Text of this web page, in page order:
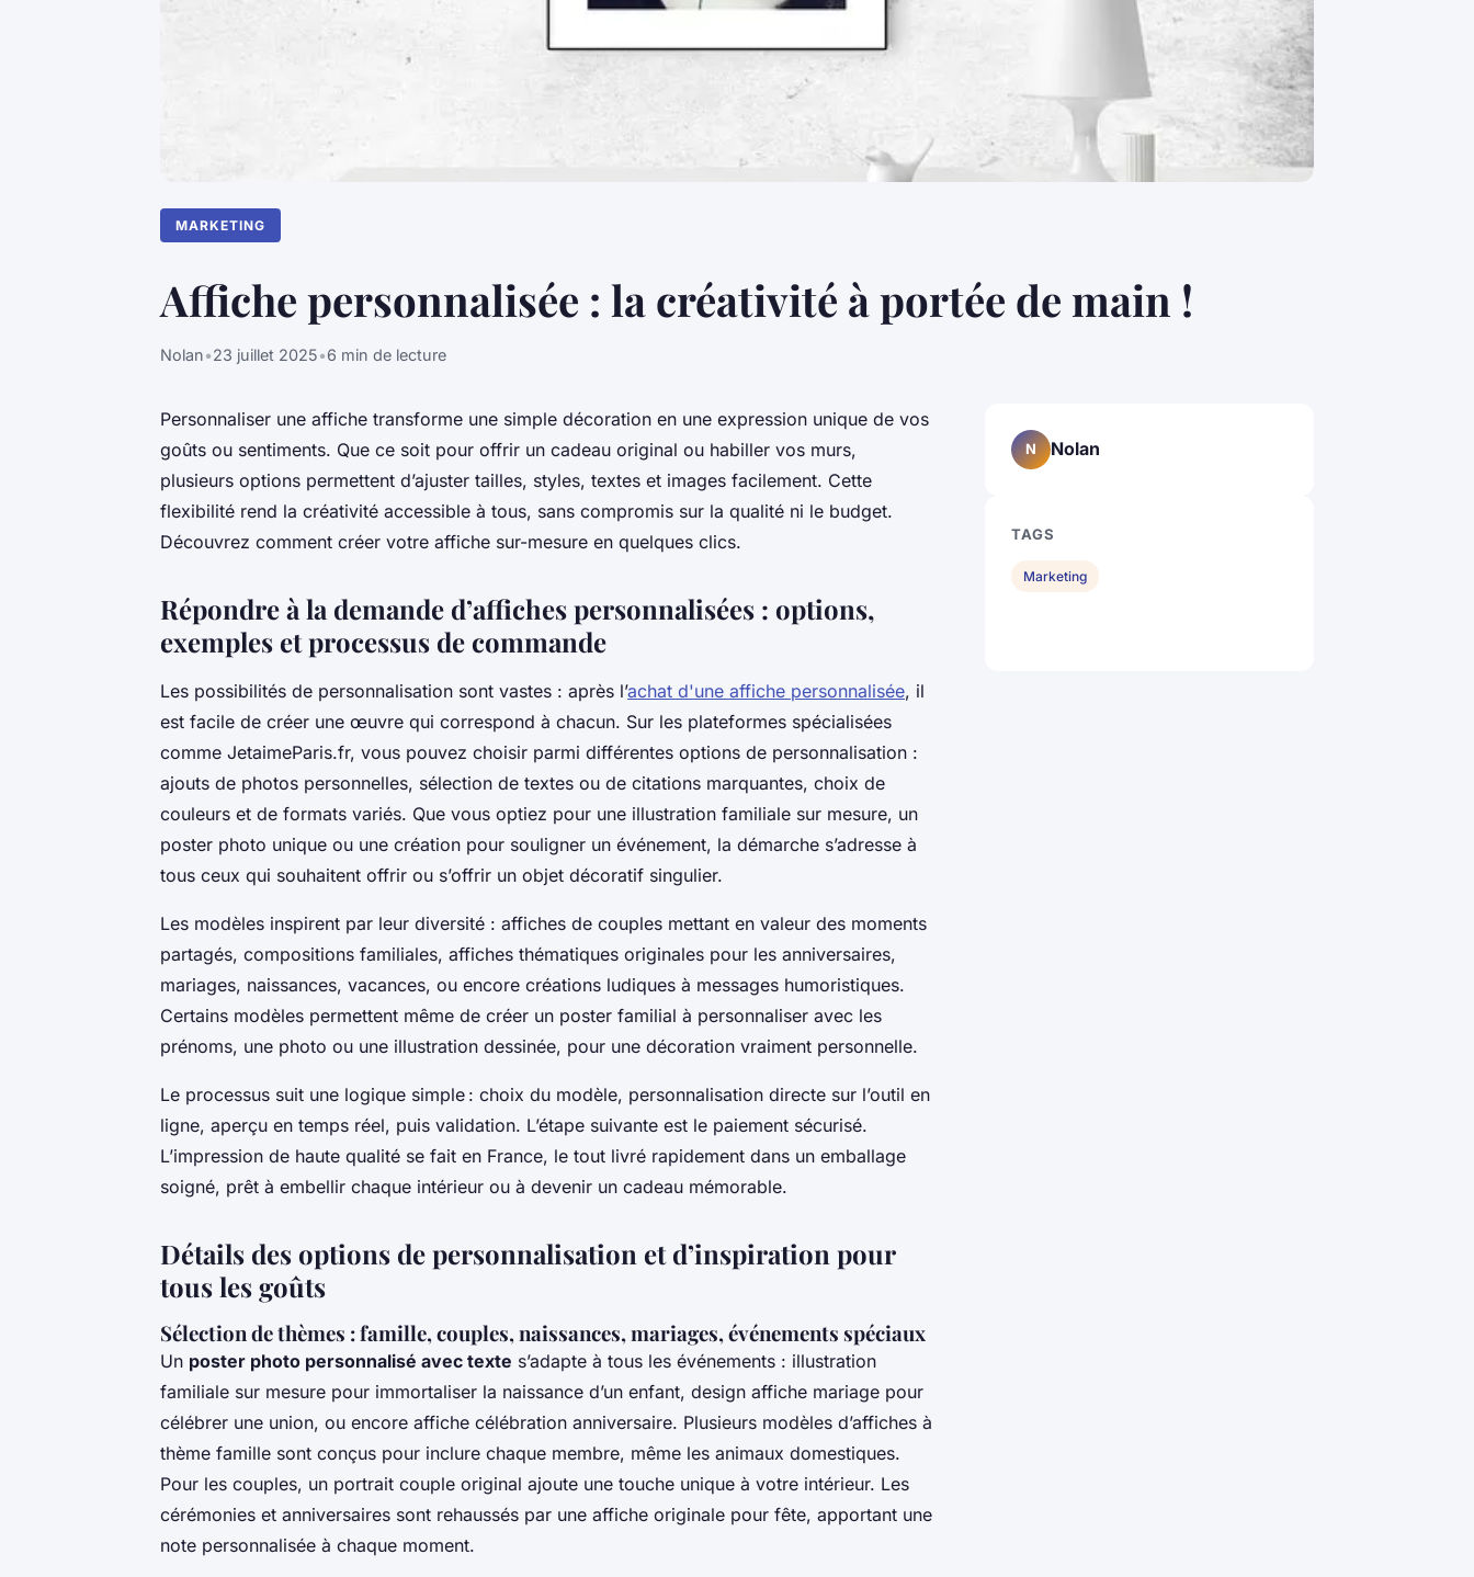
MARKETING
Affiche personnalisée : la créativité à portée de main !
Nolan•23 juillet 2025•6 min de lecture
Personnaliser une affiche transforme une simple décoration en une expression unique de vos
goûts ou sentiments. Que ce soit pour offrir un cadeau original ou habiller vos murs,
plusieurs options permettent d’ajuster tailles, styles, textes et images facilement. Cette
flexibilité rend la créativité accessible à tous, sans compromis sur la qualité ni le budget.
Découvrez comment créer votre affiche sur-mesure en quelques clics.
Répondre à la demande d’affiches personnalisées : options,
exemples et processus de commande
Les possibilités de personnalisation sont vastes : après l’achat d'une affiche personnalisée, il
est facile de créer une œuvre qui correspond à chacun. Sur les plateformes spécialisées
comme JetaimeParis.fr, vous pouvez choisir parmi différentes options de personnalisation :
ajouts de photos personnelles, sélection de textes ou de citations marquantes, choix de
couleurs et de formats variés. Que vous optiez pour une illustration familiale sur mesure, un
poster photo unique ou une création pour souligner un événement, la démarche s’adresse à
tous ceux qui souhaitent offrir ou s’offrir un objet décoratif singulier.
Les modèles inspirent par leur diversité : affiches de couples mettant en valeur des moments
partagés, compositions familiales, affiches thématiques originales pour les anniversaires,
mariages, naissances, vacances, ou encore créations ludiques à messages humoristiques.
Certains modèles permettent même de créer un poster familial à personnaliser avec les
prénoms, une photo ou une illustration dessinée, pour une décoration vraiment personnelle.
Le processus suit une logique simple : choix du modèle, personnalisation directe sur l’outil en
ligne, aperçu en temps réel, puis validation. L’étape suivante est le paiement sécurisé.
L’impression de haute qualité se fait en France, le tout livré rapidement dans un emballage
soigné, prêt à embellir chaque intérieur ou à devenir un cadeau mémorable.
Détails des options de personnalisation et d’inspiration pour
tous les goûts
Sélection de thèmes : famille, couples, naissances, mariages, événements spéciaux
Un poster photo personnalisé avec texte s’adapte à tous les événements : illustration
familiale sur mesure pour immortaliser la naissance d’un enfant, design affiche mariage pour
célébrer une union, ou encore affiche célébration anniversaire. Plusieurs modèles d’affiches à
thème famille sont conçus pour inclure chaque membre, même les animaux domestiques.
Pour les couples, un portrait couple original ajoute une touche unique à votre intérieur. Les
cérémonies et anniversaires sont rehaussés par une affiche originale pour fête, apportant une
note personnalisée à chaque moment.
N Nolan
TAGS
Marketing